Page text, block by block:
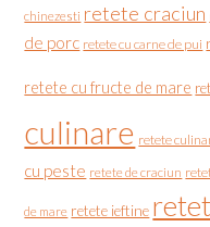
chinezesti retete craciun
de porc retete cu carne de pui
retete cu fructe de mare
culinare retete
cu peste retete de craciun
de mare retete ieftine